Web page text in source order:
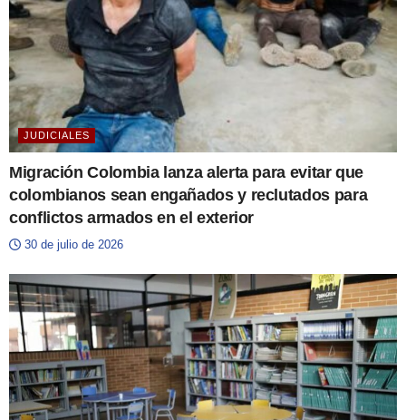
JUDICIALES
Migración Colombia lanza alerta para evitar que
colombianos sean engañados y reclutados para
conflictos armados en el exterior
30 de julio de 2026